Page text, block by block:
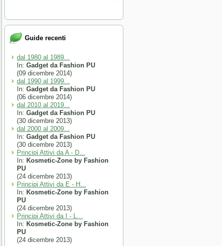
Guide recenti
dal 1980 al 1989...
In: Gadget da Fashion PU
(09 dicembre 2014)
dal 1990 al 1999...
In: Gadget da Fashion PU
(06 dicembre 2014)
dal 2010 al 2019...
In: Gadget da Fashion PU
(30 dicembre 2013)
dal 2000 al 2009...
In: Gadget da Fashion PU
(30 dicembre 2013)
Principi Attivi da A - D...
In: Kosmetic-Zone by Fashion
PU
(24 dicembre 2013)
Principi Attivi da E - H...
In: Kosmetic-Zone by Fashion
PU
(24 dicembre 2013)
Principi Attivi da I - L...
In: Kosmetic-Zone by Fashion
PU
(24 dicembre 2013)